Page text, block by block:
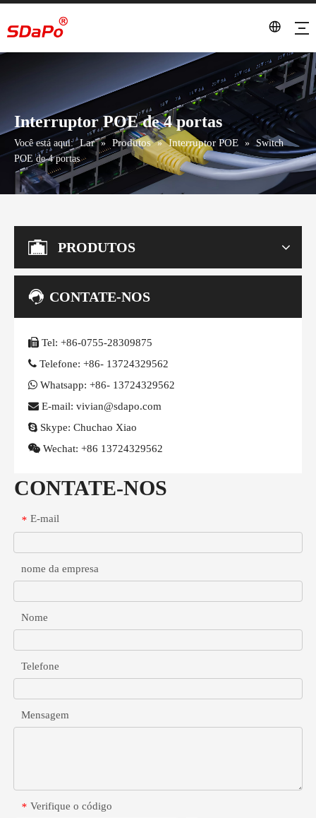
Interruptor POE de 4 portas
Você está aqui: Lar » Produtos » Interruptor POE » Switch
POE de 4 portas
PRODUTOS
CONTATE-NOS
 Tel: +86-0755-28309875
 Telefone: +86- 13724329562
 Whatsapp: +86- 13724329562
 E-mail: vivian@sdapo.com
 Skype: Chuchao Xiao
 Wechat: +86 13724329562
CONTATE-NOS
* E-mail
nome da empresa
Nome
Telefone
Mensagem
* Verifique o código